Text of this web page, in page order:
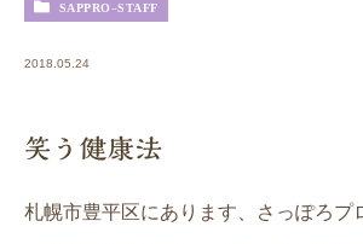
SAPPRO-STAFF
2018.05.24
笑う健康法
札幌市豊平区にあります、さっぽろプ